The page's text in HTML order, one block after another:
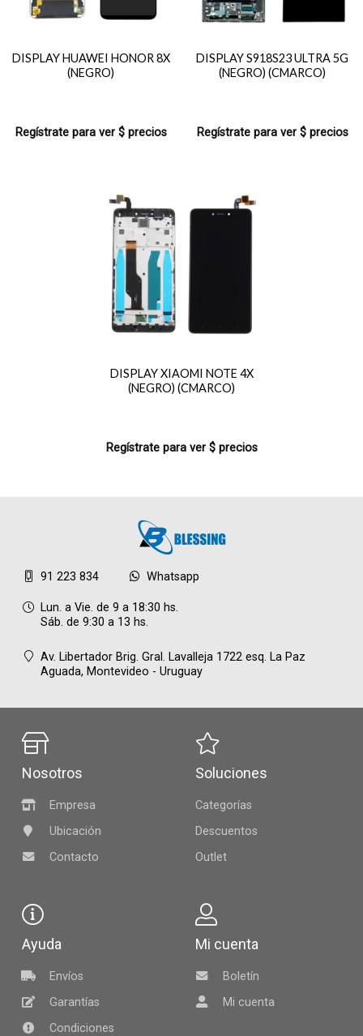
DISPLAY HUAWEI HONOR 8X
(NEGRO)
Regístrate para ver $ precios
DISPLAY S918S23 ULTRA 5G
(NEGRO) (CMARCO)
Regístrate para ver $ precios
DISPLAY XIAOMI NOTE 4X
(NEGRO) (CMARCO)
Regístrate para ver $ precios
91 223 834 Whatsapp
Lun. a Vie. de 9 a 18:30 hs.
Sáb. de 9:30 a 13 hs.
Av. Libertador Brig. Gral. Lavalleja 1722 esq. La Paz
Aguada, Montevideo - Uruguay
Nosotros
Empresa
Ubicación
Contacto
Soluciones
Categorías
Descuentos
Outlet
Ayuda
Envíos
Garantías
Condiciones
Mi cuenta
Boletín
Mi cuenta